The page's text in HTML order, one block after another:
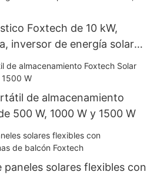
Foxtech de 10 kW,
inversor de energía solar
batería de litio de 51,2 V.
de almacenamiento
500 W, 1000 W y 1500 W
solares flexibles con